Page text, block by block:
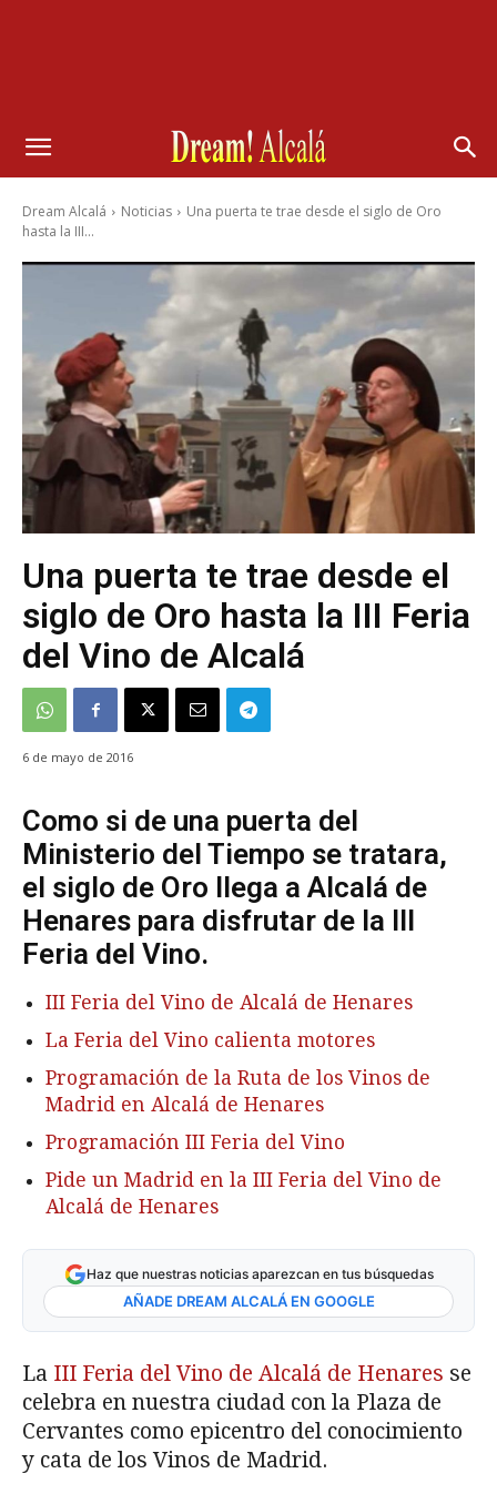
Dream Alcalá Noticias
Una puerta te trae desde el siglo de Oro
hasta la III...
Una puerta te trae desde el
siglo de Oro hasta la III Feria
del Vino de Alcalá
6 de mayo de 2016
Como si de una puerta del
Ministerio del Tiempo se tratara,
el siglo de Oro llega a Alcalá de
Henares para disfrutar de la III
Feria del Vino.
III Feria del Vino de Alcalá de Henares
La Feria del Vino calienta motores
Programación de la Ruta de los Vinos de
Madrid en Alcalá de Henares
Programación III Feria del Vino
Pide un Madrid en la III Feria del Vino de
Alcalá de Henares
Haz que nuestras noticias aparezcan en tus búsquedas
AÑADE DREAM ALCALÁ EN GOOGLE
La III Feria del Vino de Alcalá de Henares se
celebra en nuestra ciudad con la Plaza de
Cervantes como epicentro del conocimiento
y cata de los Vinos de Madrid.